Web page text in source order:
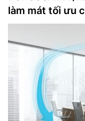
làm mát tối ưu